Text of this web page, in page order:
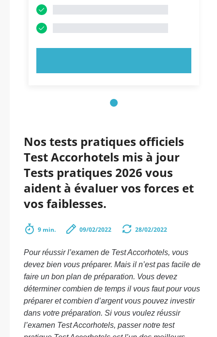
Nos tests pratiques officiels
Test Accorhotels mis à jour
Tests pratiques 2026 vous
aident à évaluer vos forces et
vos faiblesses.
9 min. 09/02/2022 28/02/2022
Pour réussir l’examen de Test Accorhotels, vous
devez bien vous préparer. Mais il n’est pas facile de
faire un bon plan de préparation. Vous devez
déterminer combien de temps il vous faut pour vous
préparer et combien d’argent vous pouvez investir
dans votre préparation. Si vous voulez réussir
l’examen Test Accorhotels, passer notre test